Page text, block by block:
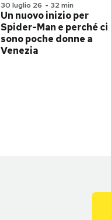
30 luglio 26 - 32 min
Un nuovo inizio per
Spider-Man e perché ci
sono poche donne a
Venezia